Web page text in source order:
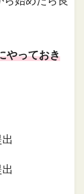
やっておき